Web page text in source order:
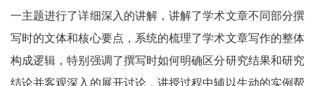
一主题进行了详细深入的讲解，讲解了学术文章不同部分撰
写时的文体和核心要点，系统的梳理了学术文章写作的整体
构成逻辑，特别强调了撰写时如何明确区分研究结果和研究
结论并客观深入的展开讨论，讲授过程中辅以生动的实例帮